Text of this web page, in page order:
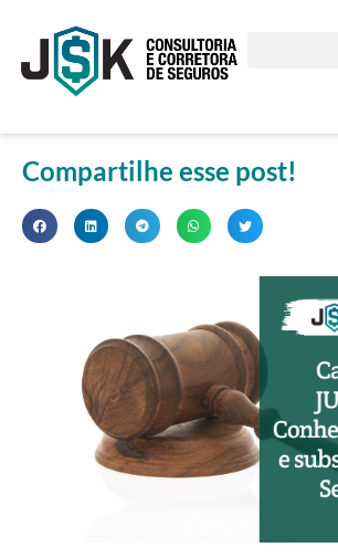
Compartilhe esse post!